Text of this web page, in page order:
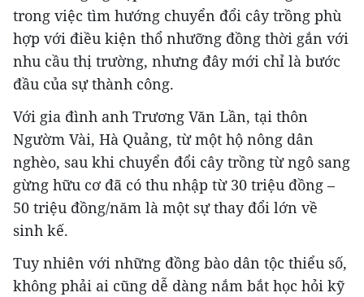
trong việc tìm hướng chuyển đổi cây trồng phù
hợp với điều kiện thổ nhưỡng đồng thời gắn với
nhu cầu thị trường, nhưng đây mới chỉ là bước
đầu của sự thành công.
Với gia đình anh Trương Văn Lần, tại thôn
Ngườm Vài, Hà Quảng, từ một hộ nông dân
nghèo, sau khi chuyển đổi cây trồng từ ngô sang
gừng hữu cơ đã có thu nhập từ 30 triệu đồng –
50 triệu đồng/năm là một sự thay đổi lớn về
sinh kế.
Tuy nhiên với những đồng bào dân tộc thiểu số,
không phải ai cũng dễ dàng nắm bắt học hỏi kỹ